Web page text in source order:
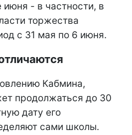
июня - в частности, в
торжества
с 31 мая по 6 июня.
Кабмина,
продолжаться до 30
дату его
сами школы.